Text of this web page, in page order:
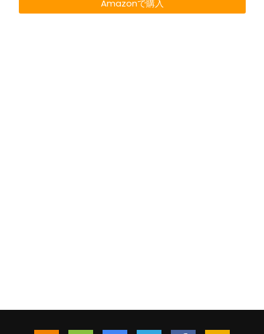
Amazonで購入